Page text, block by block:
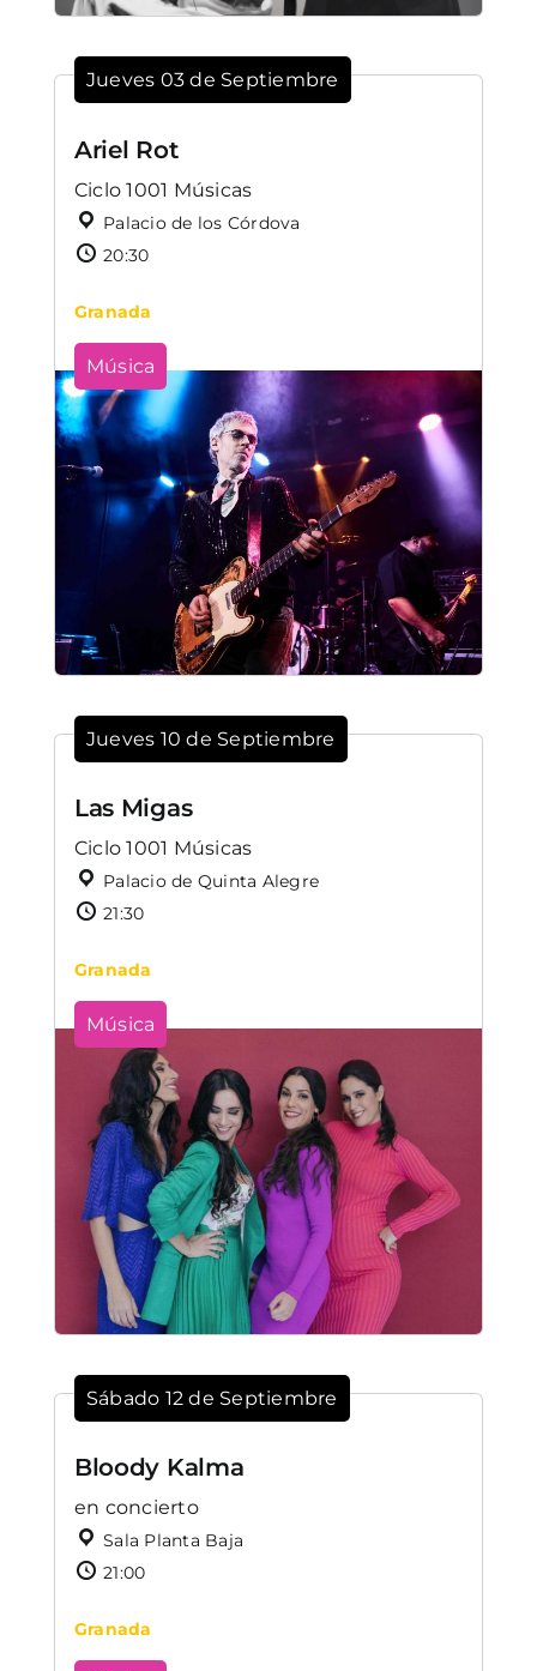
Jueves 03 de Septiembre
Ariel Rot
Ciclo 1001 Músicas
Palacio de los Córdova
20:30
Granada
Música
Jueves 10 de Septiembre
Las Migas
Ciclo 1001 Músicas
Palacio de Quinta Alegre
21:30
Granada
Música
Sábado 12 de Septiembre
Bloody Kalma
en concierto
Sala Planta Baja
21:00
Granada